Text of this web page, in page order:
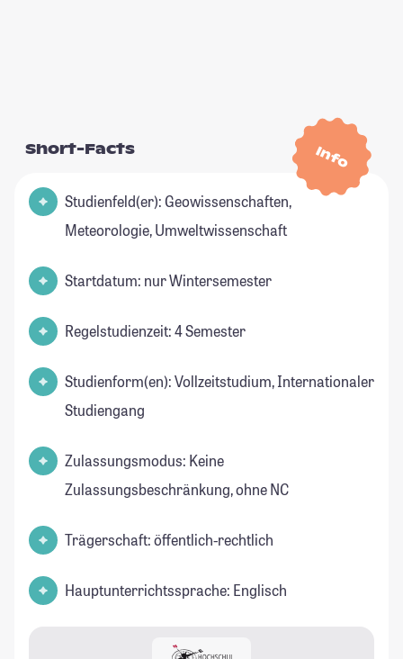
Info
Short-Facts
Studienfeld(er): Geowissenschaften,
Meteorologie, Umweltwissenschaft
Startdatum: nur Wintersemester
Regelstudienzeit: 4 Semester
Studienform(en): Vollzeitstudium, Internationaler
Studiengang
Zulassungsmodus: Keine
Zulassungsbeschränkung, ohne NC
Trägerschaft: öffentlich-rechtlich
Hauptunterrichtssprache: Englisch